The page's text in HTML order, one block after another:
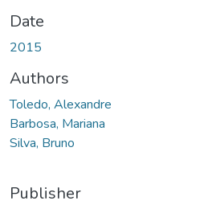
Date
2015
Authors
Toledo, Alexandre
Barbosa, Mariana
Silva, Bruno
Publisher